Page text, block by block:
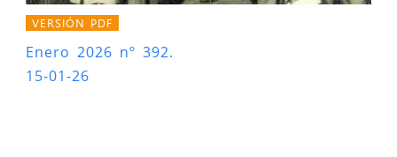
VERSIÓN PDF
Enero 2026 nº 392.
15-01-26